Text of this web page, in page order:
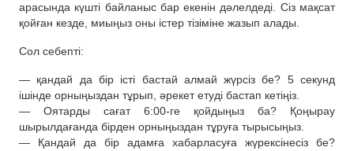
арасында күшті байланыс бар екенін дәлелдеді. Сіз мақсат
қойған кезде, миыңыз оны істер тізіміне жазып алады.
Сол себепті:
— қандай да бір істі бастай алмай жүрсіз бе? 5 секунд
ішінде орныңыздан тұрып, әрекет етуді бастап кетіңіз.
— Оятарды сағат 6:00-ге қойдыңыз ба? Қоңырау
шырылдағанда бірден орныңыздан тұруға тырысыңыз.
— Қандай да бір адамға хабарласуға жүрексінесіз бе?